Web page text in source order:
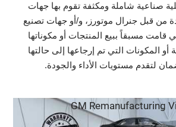
صناعية شاملة ومكثفة تقوم بها جهات
من قبل جنرال موتورز، و/أو جهات تصنيع
قامت مسبقاً ببيع المنتجات أو مكوناتها
أو المكونات التي تم إرجاعها إلى حالتها
لتقدم مستويات الأداء والجودة.